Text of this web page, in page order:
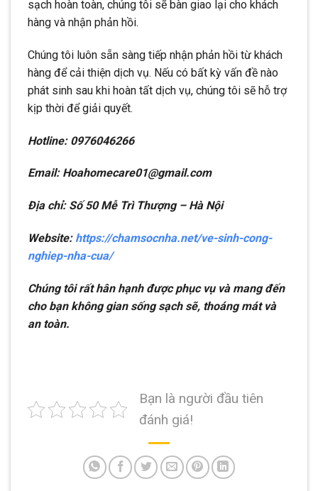
sạch hoàn toàn, chúng tôi sẽ bàn giao lại cho khách
hàng và nhận phản hồi.
Chúng tôi luôn sẵn sàng tiếp nhận phản hồi từ khách
hàng để cải thiện dịch vụ. Nếu có bất kỳ vấn đề nào
phát sinh sau khi hoàn tất dịch vụ, chúng tôi sẽ hỗ trợ
kịp thời để giải quyết.
Hotline: 0976046266
Email: Hoahomecare01@gmail.com
Địa chỉ: Số 50 Mễ Trì Thượng – Hà Nội
Website:https://chamsocnha.net/ve-sinh-cong-
nghiep-nha-cua/
Chúng tôi rất hân hạnh được phục vụ và mang đến
cho bạn không gian sống sạch sẽ, thoáng mát và
an toàn.
Bạn là người đầu tiên
đánh giá!